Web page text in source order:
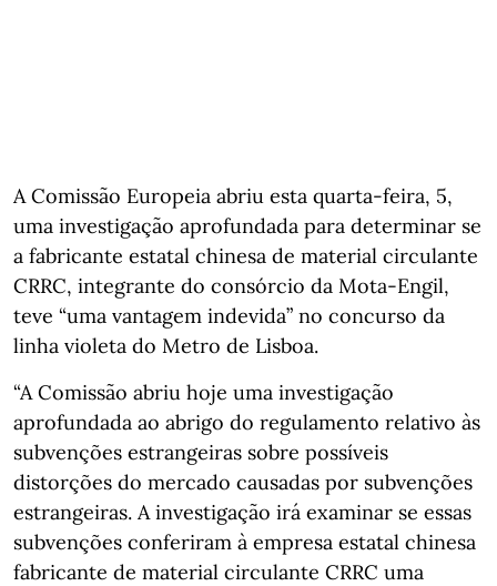
A Comissão Europeia abriu esta quarta-feira, 5,
uma investigação aprofundada para determinar se
a fabricante estatal chinesa de material circulante
CRRC, integrante do consórcio da Mota-Engil,
teve “uma vantagem indevida” no concurso da
linha violeta do Metro de Lisboa.
“A Comissão abriu hoje uma investigação
aprofundada ao abrigo do regulamento relativo às
subvenções estrangeiras sobre possíveis
distorções do mercado causadas por subvenções
estrangeiras. A investigação irá examinar se essas
subvenções conferiram à empresa estatal chinesa
fabricante de material circulante CRRC uma